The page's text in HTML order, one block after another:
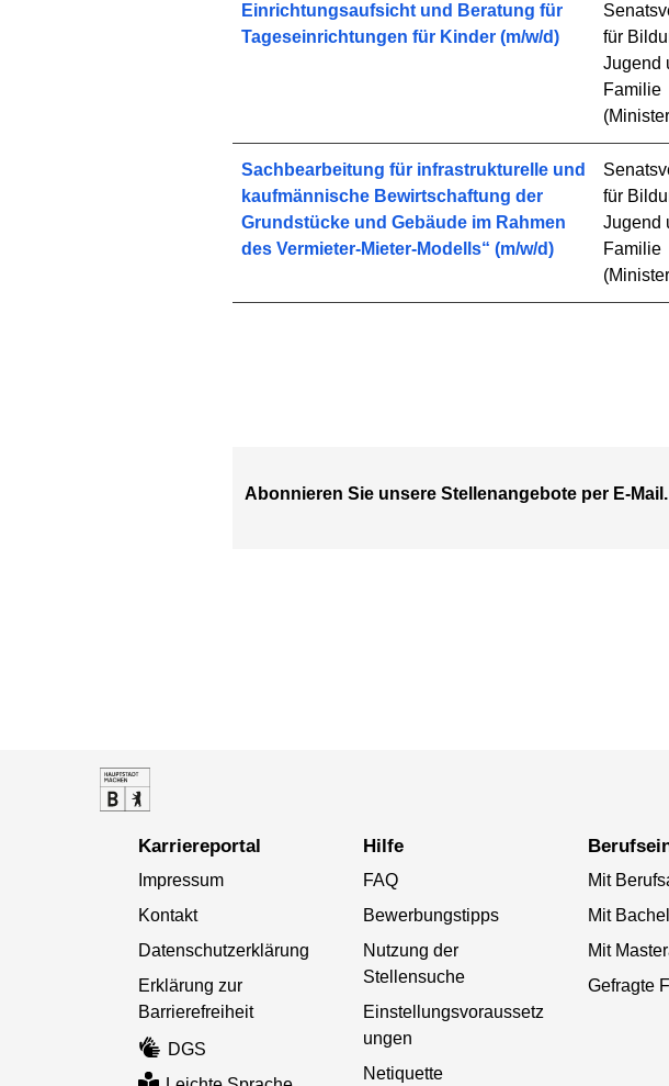
Einrichtungsaufsicht und Beratung für
Tageseinrichtungen für Kinder (m/w/d)
für
Jugend
Familie
Sachbearbeitung für infrastrukturelle und
kaufmännische Bewirtschaftung der
Grundstücke und Gebäude im Rahmen
des Vermieter-Mieter-Modells“ (m/w/d)
für
Jugend
Familie
Abonnieren Sie unsere Stellenangebote per E-
Karriereportal
Impressum
Kontakt
Datenschutzerklärung
Erklärung zur
Barrierefreiheit
DGS
Hilfe
FAQ
Bewerbungstipps
Nutzung der
Stellensuche
Einstellungsvoraussetz
ungen
Netiquette
Mit
Mit
Mit
Gefragte